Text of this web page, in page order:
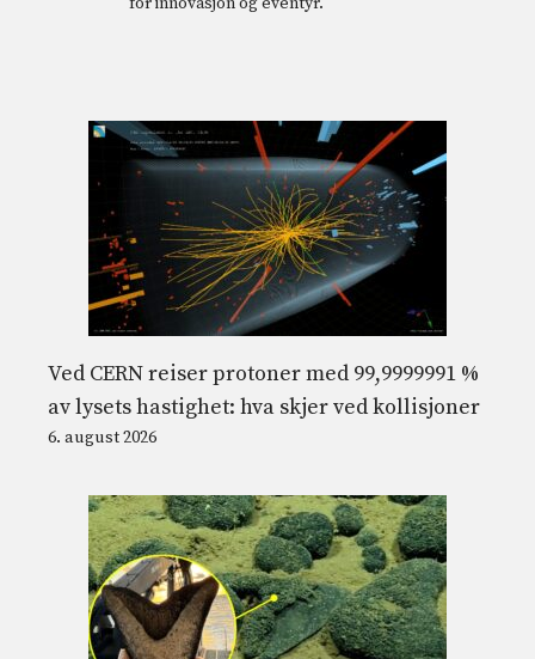
Ved CERN reiser protoner med 99,9999991 %
av lysets hastighet: hva skjer ved kollisjoner
6. august 2026